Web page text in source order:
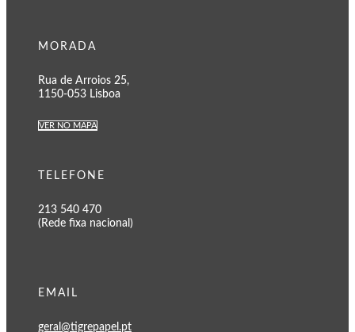
MORADA
Rua de Arroios 25,
1150-053 Lisboa
VER NO MAPA
TELEFONE
213 540 470
(Rede fixa nacional)
EMAIL
geral@tigrepapel.pt